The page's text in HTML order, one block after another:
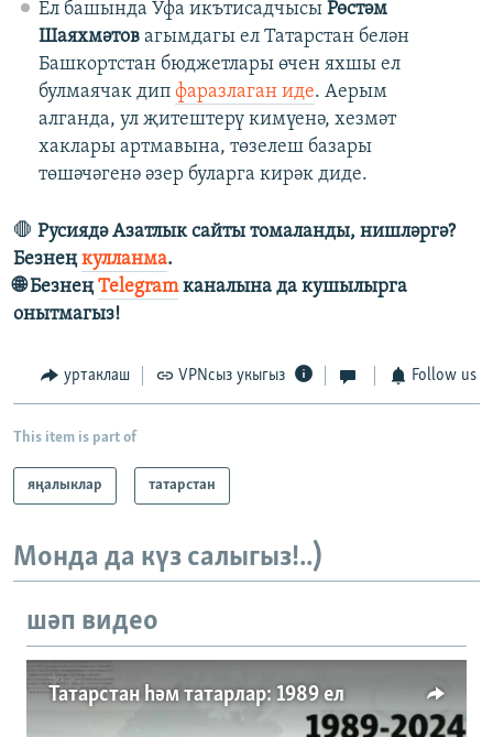
Ел башында Уфа икътисадчысы Рөстәм
Шаяхмәтовагымдагы ел Татарстан белән
Башкортстан бюджетлары өчен яхшы ел
булмаячак дип фаразлаган иде. Аерым
алганда, ул җитештерү кимүенә, хезмәт
хаклары артмавына, төзелеш базары
төшәчәгенә әзер буларга кирәк диде.
🛑 Русиядә Азатлык сайты томаланды, нишләргә?
Безнеңкулланма.
🌐 БезнеңTelegramканалына да кушылырга
онытмагыз!
уртаклаш VPNсыз укыгыз Follow us
This item is part of
яңалыклар татарстан
Монда да күз салыгыз!..)
шәп видео
Татарстан һәм татарлар: 1989 ел